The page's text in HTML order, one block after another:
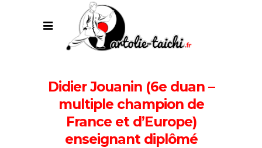
Didier Jouanin (6e duan –
multiple champion de
France et d’Europe)
enseignant diplômé